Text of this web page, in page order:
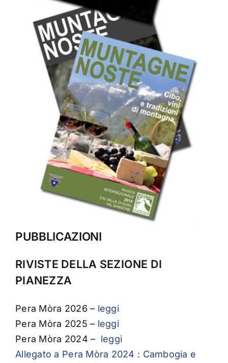
PUBBLICAZIONI
RIVISTE DELLA SEZIONE DI
PIANEZZA
Pera Mòra 2026 – leggi
Pera Mòra 2025 – leggi
Pera Mòra 2024 – leggi
Allegato a Pera Mòra 2024 : Cambogia e